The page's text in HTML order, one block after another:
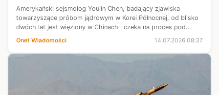
Amerykański sejsmolog Youlin Chen, badający zjawiska
towarzyszące próbom jądrowym w Korei Północnej, od blisko
dwóch lat jest więziony w Chinach i czeka na proces pod
zarzutem szpiegostwa — poinformowała we wtorek agencja
Onet Wiadomości 14.07.2026 08:37